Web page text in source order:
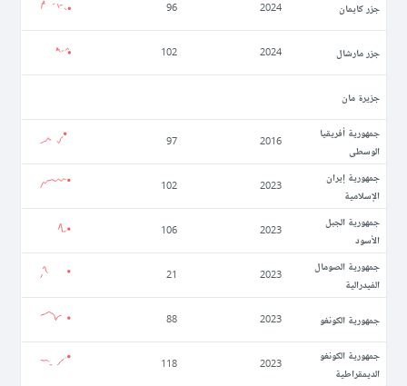
جزر كايمان 2024
96
جزر مارشال 2024
102
جزيرة مان
جمهورية أفريقيا
الوسطى
2016
97
جمهورية إيران
الإسلامية
2023
102
جمهورية الجبل
الأسود
2023
106
جمهورية الصومال
الفيدرالية
2023
21
جمهورية الكونغو 2023
88
جمهورية الكونغو
الديمقراطية
2023
118